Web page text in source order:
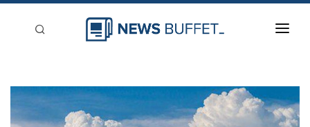
新聞稿分類
登入